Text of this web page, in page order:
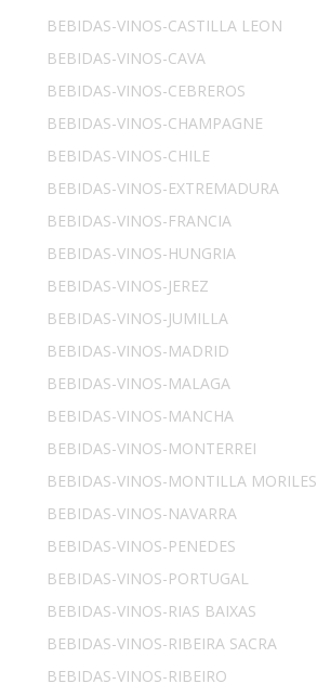
BEBIDAS-VINOS-CASTILLA LEON
BEBIDAS-VINOS-CAVA
BEBIDAS-VINOS-CEBREROS
BEBIDAS-VINOS-CHAMPAGNE
BEBIDAS-VINOS-CHILE
BEBIDAS-VINOS-EXTREMADURA
BEBIDAS-VINOS-FRANCIA
BEBIDAS-VINOS-HUNGRIA
BEBIDAS-VINOS-JEREZ
BEBIDAS-VINOS-JUMILLA
BEBIDAS-VINOS-MADRID
BEBIDAS-VINOS-MALAGA
BEBIDAS-VINOS-MANCHA
BEBIDAS-VINOS-MONTERREI
BEBIDAS-VINOS-MONTILLA MORILES
BEBIDAS-VINOS-NAVARRA
BEBIDAS-VINOS-PENEDES
BEBIDAS-VINOS-PORTUGAL
BEBIDAS-VINOS-RIAS BAIXAS
BEBIDAS-VINOS-RIBEIRA SACRA
BEBIDAS-VINOS-RIBEIRO